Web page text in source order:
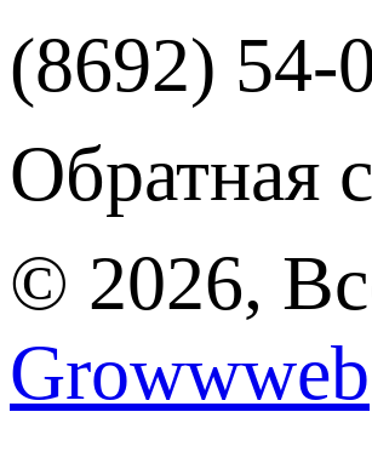
(8692) 54-
Обратная
© 2026,
Growwweb